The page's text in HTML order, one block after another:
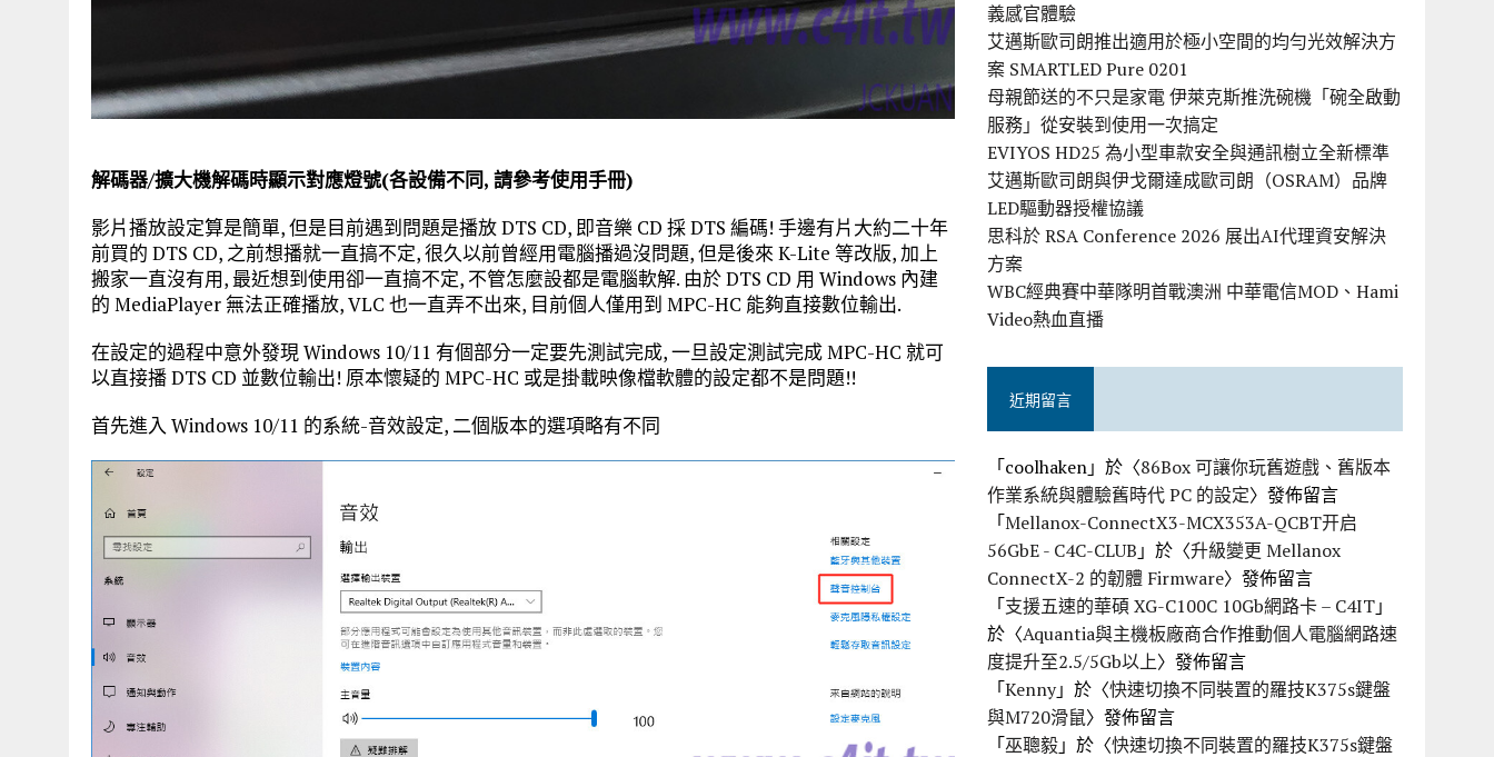
解碼器/擴大機解碼時顯示對應燈號(各設備不同, 請參考使用手冊)
影片播放設定算是簡單, 但是目前遇到問題是播放 DTS CD, 即音樂 CD 採 DTS 編碼! 手邊有片大約二十年
前買的 DTS CD, 之前想播就一直搞不定, 很久以前曾經用電腦播過沒問題, 但是後來 K-Lite 等改版, 加上
搬家一直沒有用, 最近想到使用卻一直搞不定, 不管怎麼設都是電腦軟解. 由於 DTS CD 用 Windows 內建
的 MediaPlayer 無法正確播放, VLC 也一直弄不出來, 目前個人僅用到 MPC-HC 能夠直接數位輸出.
在設定的過程中意外發現 Windows 10/11 有個部分一定要先測試完成, 一旦設定測試完成 MPC-HC 就可
以直接播 DTS CD 並數位輸出! 原本懷疑的 MPC-HC 或是掛載映像檔軟體的設定都不是問題!!
首先進入 Windows 10/11 的系統-音效設定, 二個版本的選項略有不同
義感官體驗
艾邁斯歐司朗推出適用於極小空間的均勻光效解決方
案 SMARTLED Pure 0201
母親節送的不只是家電 伊萊克斯推洗碗機「碗全啟動
服務」從安裝到使用一次搞定
EVIYOS HD25 為小型車款安全與通訊樹立全新標準
艾邁斯歐司朗與伊戈爾達成歐司朗（OSRAM）品牌
LED驅動器授權協議
思科於 RSA Conference 2026 展出AI代理資安解決
方案
WBC經典賽中華隊明首戰澳洲 中華電信MOD、Hami
Video熱血直播
近期留言
「coolhaken」於〈86Box 可讓你玩舊遊戲、舊版本
作業系統與體驗舊時代 PC 的設定〉發佈留言
「Mellanox-ConnectX3-MCX353A-QCBT开启
56GbE - C4C-CLUB 」於〈升級變更 Mellanox
ConnectX-2 的韌體 Firmware〉發佈留言
「支援五速的華碩 XG-C100C 10Gb網路卡 – C4IT」
於〈Aquantia與主機板廠商合作推動個人電腦網路速
度提升至2.5/5Gb以上〉發佈留言
「Kenny」於〈快速切換不同裝置的羅技K375s鍵盤
與M720滑鼠〉發佈留言
「巫聰毅」於〈快速切換不同裝置的羅技K375s鍵盤